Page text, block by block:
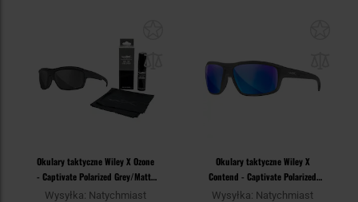
Okulary taktyczne Wiley X Ozone
- Captivate Polarized Grey/Matte
Black + Anti-Fog Cleaner Kit -
Wysyłka: Natychmiast
Okulary taktyczne Wiley X
Contend - Captivate Polarized
Blue Mirror/Matte Graphite
Wysyłka: Natychmiast